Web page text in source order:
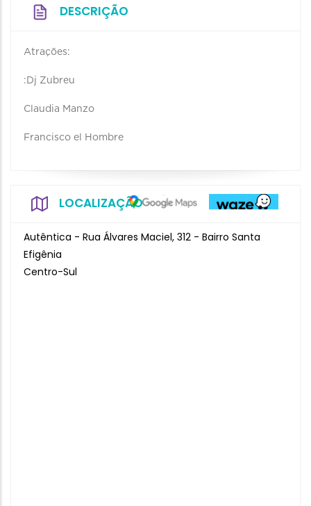
DESCRIÇÃO
Atrações:
:Dj Zubreu
Claudia Manzo
Francisco el Hombre
LOCALIZAÇÃO
Autêntica - Rua Álvares Maciel, 312 - Bairro Santa
Efigênia
Centro-Sul